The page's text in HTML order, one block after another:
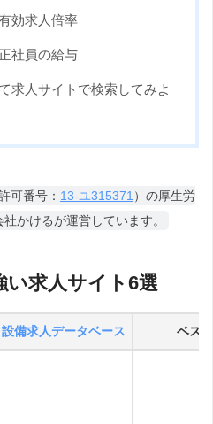
効求人倍率
社員の給与
求人サイトで検索してみよ
許可番号： 13-ユ315371 ）の厚生労
かけるが運営しています。
い求人サイト6選
備求人データベース ベス